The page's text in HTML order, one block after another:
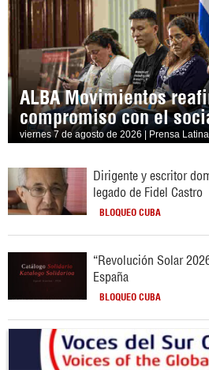
ALBA Movimientos
compromiso con el
viernes 7 de agosto de 2026 | Prensa Latina
Dirigente y escritor
legado de Fidel Castro
BLOQUEO CUBA
“Revolución Solar
España
BLOQUEO CUBA